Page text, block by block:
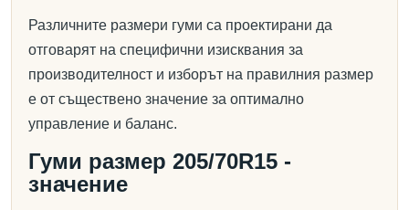
Различните размери гуми са проектирани да
отговарят на специфични изисквания за
производителност и изборът на правилния размер
е от съществено значение за оптимално
управление и баланс.
Гуми размер 205/70R15 -
значение